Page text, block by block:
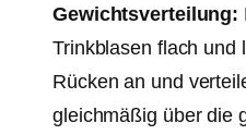
Gewichtsverteilung:
Trinkblasen flach und
Rücken an und
gleichmäßig über die